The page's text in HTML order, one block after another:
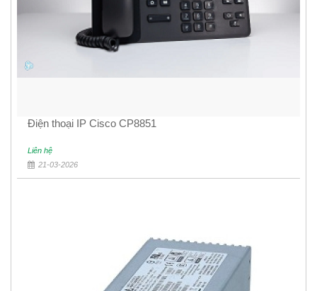
Điện thoại IP Cisco CP8851
Liên hệ
21-03-2026